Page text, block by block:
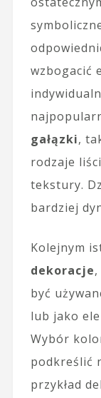
wzbogacić
gałązki,
rodzaje
tekstury.
bardziej
Kolejnym
dekoracje
być
lub jako
Wybór
podkreślić
przykład